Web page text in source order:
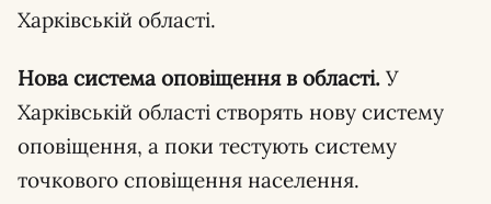
Харківській області.
Нова система оповіщення в області. У
Харківській області створять нову систему
оповіщення, а поки тестують систему
точкового сповіщення населення.